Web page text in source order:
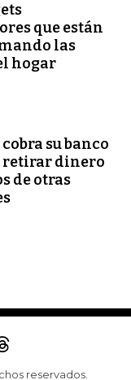
que están
las
hogar
su banco
retirar dinero
de otras
reservados.